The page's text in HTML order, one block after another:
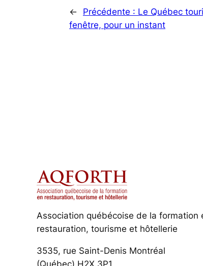
← Précédente : Le Québec
fenêtre, pour un instant
Association québécoise de la formation
restauration, tourisme et hôtellerie
3535, rue Saint-Denis Montréal
(Québec) H2X 3P1